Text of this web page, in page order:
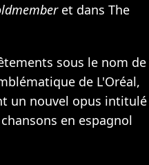
et dans The
sous le nom de
de L'Oréal,
un nouvel opus intitulé
en espagnol